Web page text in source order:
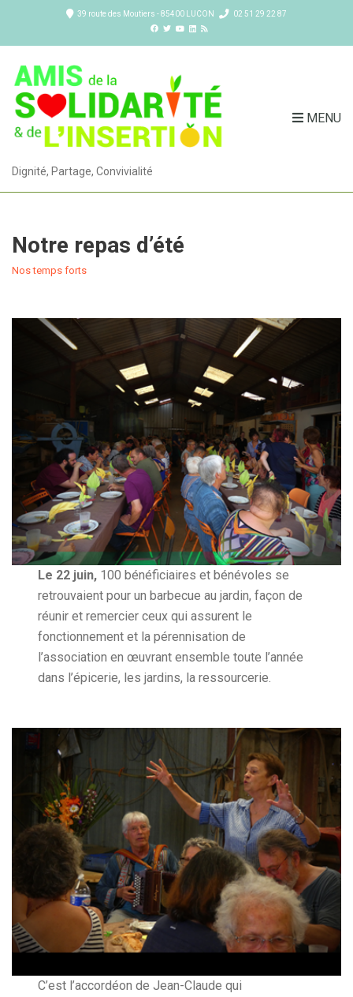
39 route des Moutiers - 85400 LUCON 02 51 29 22 87
Dignité, Partage, Convivialité
MENU
Notre repas d’été
Nos temps forts
Le 22 juin, 100 bénéficiaires et bénévoles se
retrouvaient pour un barbecue au jardin, façon de
réunir et remercier ceux qui assurent le
fonctionnement et la pérennisation de
l’association en œuvrant ensemble toute l’année
dans l’épicerie, les jardins, la ressourcerie.
C’est l’accordéon de Jean-Claude qui